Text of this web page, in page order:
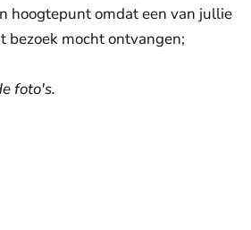
hoogtepunt omdat een van jullie
bezoek mocht ontvangen;
foto's.